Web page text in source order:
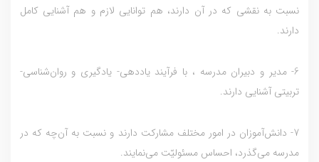
نسبت به نقشي که در آن دارند، هم توانايي لازم و هم آشنايي کامل
دارند.
6- مدير و دبيران مدرسه‌ ، با فرآيند ياددهي- يادگيري و روان‌شناسي-
تربيتي آشنايي دارند.
7- دانش‌آموزان در امور مختلف مشارکت دارند و نسبت به آن‌چه که در
مدرسه مي‌گذرد، احساس مسئوليّت مي‌نمايند.